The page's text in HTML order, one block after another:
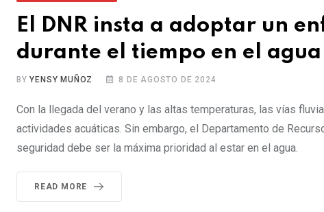
El DNR insta a adoptar un
durante el tiempo en el agua
BYYENSY MUÑOZ 8 DE AGOSTO DE 2024
Con la llegada del verano y las altas temperaturas, las vías
actividades acuáticas. Sin embargo, el Departamento de
seguridad debe ser la máxima prioridad al estar en el agua.
READ MORE